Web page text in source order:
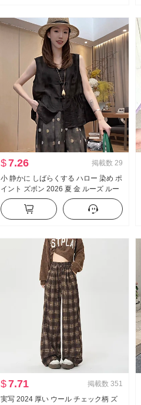
$7.26 掲載数 29
小 静かに しばらくする ハロー 染め ポ
イント ズボン 2026 夏 金 ルーズ ルー
ズフィット スリム効果 カジュアルパ
ンツ チャイニーズボタン トップス
$7.71 掲載数 351
実写 2024 厚い ウール チェック柄 ズ